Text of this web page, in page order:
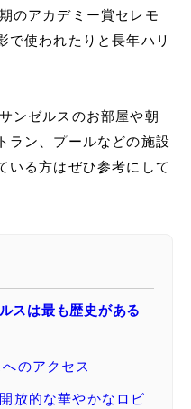
のアカデミー賞セレモ
で使われたりと長年ハリ
ゼルスのお部屋や朝
ラン、プールなどの施設
いる方はぜひ参考にして
スは最も歴史がある
のアクセス
放的な華やかなロビ